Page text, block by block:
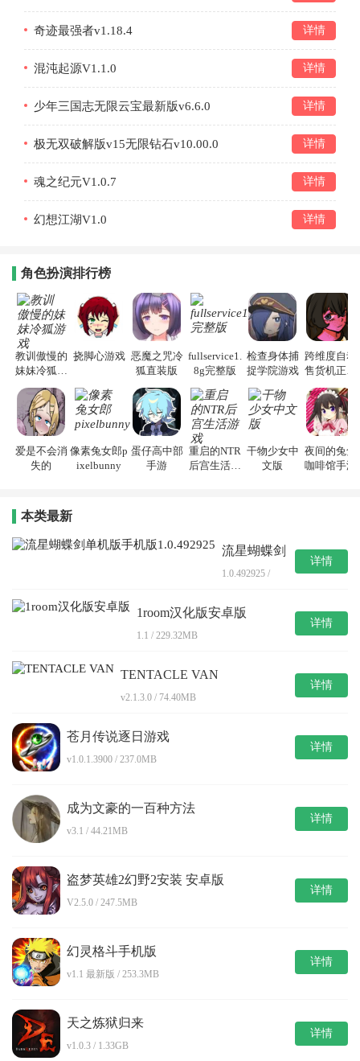
奇迹最强者v1.18.4 详情
混沌起源V1.1.0 详情
少年三国志无限云宝最新版v6.6.0 详情
极无双破解版v15无限钻石v10.00.0 详情
魂之纪元V1.0.7 详情
幻想江湖V1.0 详情
角色扮演排行榜
教训傲慢的
妹妹冷狐游
挠脚心游戏 恶魔之咒冷
狐直装版
fullservice1.
8g完整版
检查身体捕
捉学院游戏
跨维度自动
售货机正式
爱是不会消
失的
像素兔女郎p
ixelbunny
蛋仔高中部
手游
重启的NTR
后宫生活游
干物少女中
文版
夜间的兔兔
咖啡馆手游
本类最新
流星蝴蝶剑
版1.0.492925
1.0.492925 /
详情
1room汉化版安卓版
1.1 / 229.32MB
详情
TENTACLE VAN
v2.1.3.0 / 74.40MB
详情
苍月传说逐日游戏
v1.0.1.3900 / 237.0MB
详情
成为文豪的一百种方法
v3.1 / 44.21MB
详情
盗梦英雄2幻野2安装 安卓版
V2.5.0 / 247.5MB
详情
幻灵格斗手机版
v1.1 最新版 / 253.3MB
详情
天之炼狱归来
v1.0.3 / 1.33GB
详情